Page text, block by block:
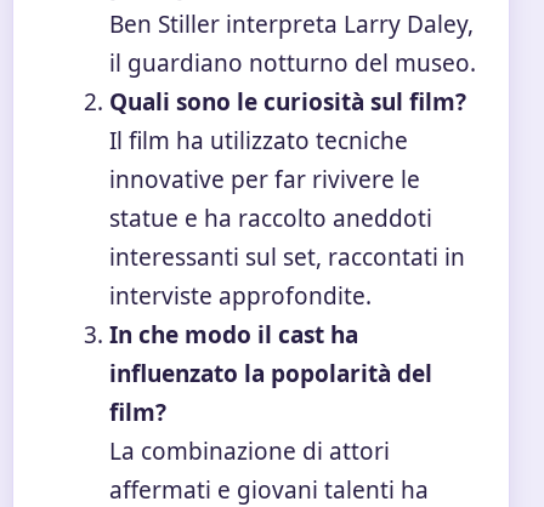
Ben Stiller interpreta Larry Daley,
il guardiano notturno del museo.
Quali sono le curiosità sul film?
Il film ha utilizzato tecniche
innovative per far rivivere le
statue e ha raccolto aneddoti
interessanti sul set, raccontati in
interviste approfondite.
In che modo il cast ha
influenzato la popolarità del
film?
La combinazione di attori
affermati e giovani talenti ha